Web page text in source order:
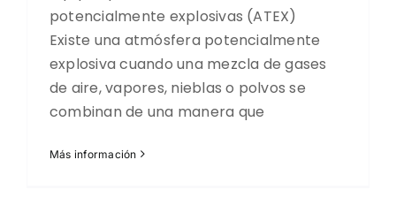
potencialmente explosivas (ATEX)
Existe una atmósfera potencialmente
explosiva cuando una mezcla de gases
de aire, vapores, nieblas o polvos se
combinan de una manera que
Más información